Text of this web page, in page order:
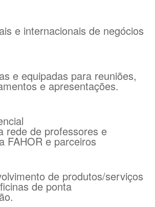
e internacionais de negócios
e equipadas para reuniões,
e apresentações.
rede de professores e
FAHOR e parceiros
de produtos/serviços
de ponta